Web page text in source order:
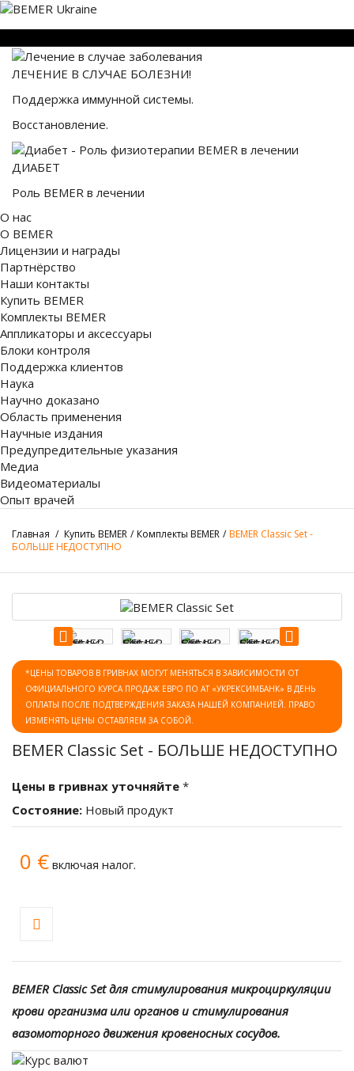
ЛЕЧЕНИЕ В СЛУЧАЕ БОЛЕЗНИ!
Поддержка иммунной системы.
Восстановление.
ДИАБЕТ
Роль BEMER в лечении
О нас
О BEMER
Лицензии и награды
Партнёрство
Наши контакты
Купить BEMER
Комплекты BEMER
Аппликаторы и аксессуары
Блоки контроля
Поддержка клиентов
Наука
Научно доказано
Область применения
Научные издания
Предупредительные указания
Медиа
Видеоматериалы
Опыт врачей
Главная / Купить BEMER / Комплекты BEMER / BEMER Classic Set -
БОЛЬШЕ НЕДОСТУПНО
*ЦЕНЫ ТОВАРОВ В ГРИВНАХ МОГУТ МЕНЯТЬСЯ В ЗАВИСИМОСТИ ОТ
ОФИЦИАЛЬНОГО КУРСА ПРОДАЖ ЕВРО ПО АТ «УКРЕКСИМБАНК» В ДЕНЬ
ОПЛАТЫ ПОСЛЕ ПОДТВЕРЖДЕНИЯ ЗАКАЗА НАШЕЙ КОМПАНИЕЙ. ПРАВО
ИЗМЕНЯТЬ ЦЕНЫ ОСТАВЛЯЕМ ЗА СОБОЙ.
BEMER Classic Set - БОЛЬШЕ НЕДОСТУПНО
Цены в гривнах уточняйте *
Состояние: Новый продукт
0 € включая налог.
BEMER Classic Set для стимулирования микроциркуляции
крови организма или органов и стимулирования
вазомоторного движения кровеносных сосудов.